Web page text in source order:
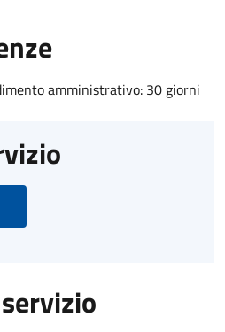
amministrativo: 30 giorni